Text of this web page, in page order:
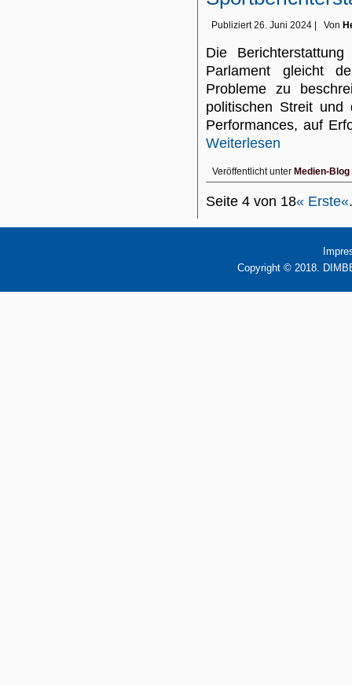
Publiziert 26. Juni 2024 Von
Die
Parlament gleicht
Probleme zu
politischen Streit und
Performances, auf
Weiterlesen
Veröffentlicht unter Medien-Blog
Seite 4 von 18« Erste«
Copyright © 2018.